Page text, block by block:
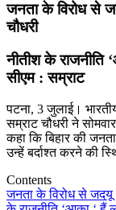
जनता के विरोध से
चौधरी
नीतीश के राजनीति
सीएम : सम्राट
पटना, 3 जुलाई।
सम्राट चौधरी ने
कहा कि बिहार की
उन्हें बर्दाश्त करने की
Contents
जनता के विरोध से जदयू